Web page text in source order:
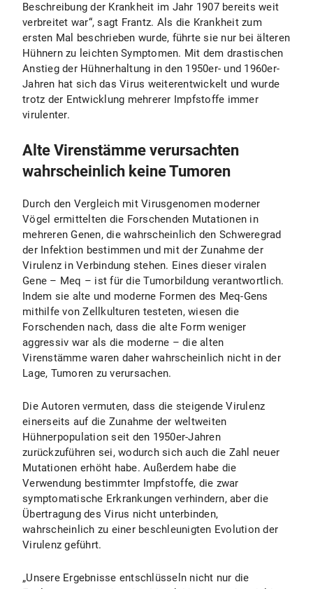
Beschreibung der Krankheit im Jahr 1907 bereits weit
verbreitet war“, sagt Frantz. Als die Krankheit zum
ersten Mal beschrieben wurde, führte sie nur bei älteren
Hühnern zu leichten Symptomen. Mit dem drastischen
Anstieg der Hühnerhaltung in den 1950er- und 1960er-
Jahren hat sich das Virus weiterentwickelt und wurde
trotz der Entwicklung mehrerer Impfstoffe immer
virulenter.
Alte Virenstämme verursachten
wahrscheinlich keine Tumoren
Durch den Vergleich mit Virusgenomen moderner
Vögel ermittelten die Forschenden Mutationen in
mehreren Genen, die wahrscheinlich den Schweregrad
der Infektion bestimmen und mit der Zunahme der
Virulenz in Verbindung stehen. Eines dieser viralen
Gene – Meq – ist für die Tumorbildung verantwortlich.
Indem sie alte und moderne Formen des Meq-Gens
mithilfe von Zellkulturen testeten, wiesen die
Forschenden nach, dass die alte Form weniger
aggressiv war als die moderne – die alten
Virenstämme waren daher wahrscheinlich nicht in der
Lage, Tumoren zu verursachen.
Die Autoren vermuten, dass die steigende Virulenz
einerseits auf die Zunahme der weltweiten
Hühnerpopulation seit den 1950er-Jahren
zurückzuführen sei, wodurch sich auch die Zahl neuer
Mutationen erhöht habe. Außerdem habe die
Verwendung bestimmter Impfstoffe, die zwar
symptomatische Erkrankungen verhindern, aber die
Übertragung des Virus nicht unterbinden,
wahrscheinlich zu einer beschleunigten Evolution der
Virulenz geführt.
„Unsere Ergebnisse entschlüsseln nicht nur die